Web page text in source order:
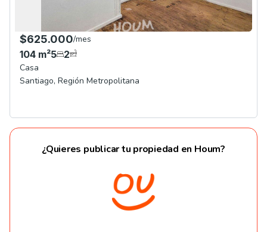
$625.000/mes
104 m²5 2
Casa
Santiago, Región Metropolitana
¿Quieres publicar tu propiedad en Houm?